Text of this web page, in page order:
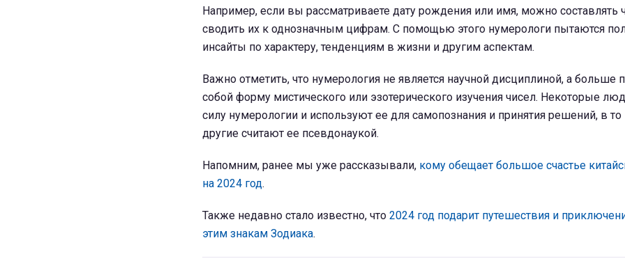
Например, если вы рассматриваете дату рождения или имя, можно составлять
сводить их к однозначным цифрам. С помощью этого нумерологи пытаются
инсайты по характеру, тенденциям в жизни и другим аспектам.
Важно отметить, что нумерология не является научной дисциплиной, а больше
собой форму мистического или эзотерического изучения чисел. Некоторые
силу нумерологии и используют ее для самопознания и принятия решений, в
другие считают ее псевдонаукой.
Напомним, ранее мы уже рассказывали, кому обещает большое счастье
на 2024 год.
Также недавно стало известно, что 2024 год подарит путешествия и
этим знакам Зодиака.